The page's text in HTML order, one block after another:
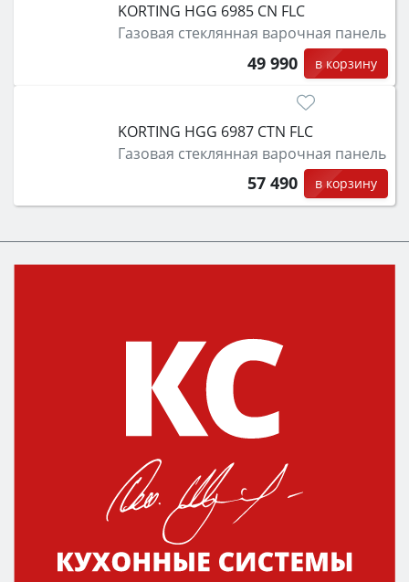
KORTING HGG 6985 CN FLC
Газовая стеклянная варочная панель
49 990 в корзину
KORTING HGG 6987 CTN FLC
Газовая стеклянная варочная панель
57 490 в корзину